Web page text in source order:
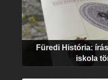
Füredi História:
iskola